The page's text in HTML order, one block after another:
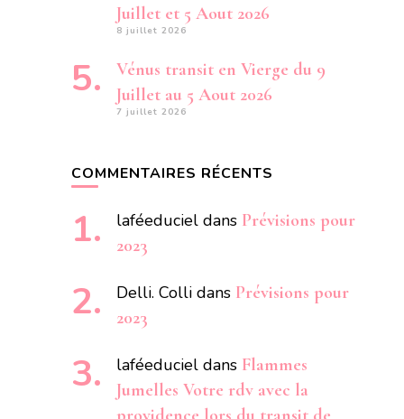
Juillet et 5 Aout 2026
8 juillet 2026
Vénus transit en Vierge du 9
Juillet au 5 Aout 2026
7 juillet 2026
COMMENTAIRES RÉCENTS
laféeduciel dans Prévisions pour
2023
Delli. Colli dans Prévisions pour
2023
laféeduciel dans Flammes
Jumelles Votre rdv avec la